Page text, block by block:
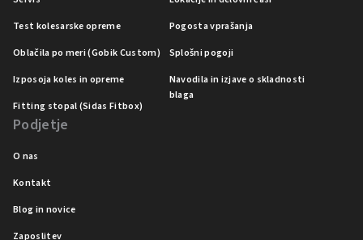
Test kolesarske opreme
Oblačila po meri (Gobik Custom)
Izposoja koles in opreme
Fitting stopal (Sidas Fitbox)
Pogosta vprašanja
Splošni pogoji
Navodila in izjave o skladnosti
blaga
Podjetje
O nas
Kontakt
Blog in novice
Zaposlitev